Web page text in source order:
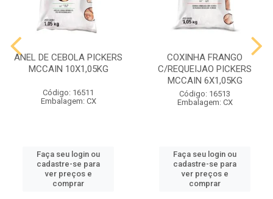
ANEL DE CEBOLA PICKERS
MCCAIN 10X1,05KG
Código: 16511
Embalagem: CX
Faça seu login ou
cadastre-se para
ver preços e
comprar
COXINHA FRANGO
C/REQUEIJAO PICKERS
MCCAIN 6X1,05KG
Código: 16513
Embalagem: CX
Faça seu login ou
cadastre-se para
ver preços e
comprar